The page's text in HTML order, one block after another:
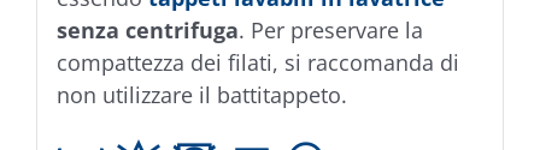
senza centrifuga. Per preservare la
compattezza dei filati, si raccomanda di
non utilizzare il battitappeto.